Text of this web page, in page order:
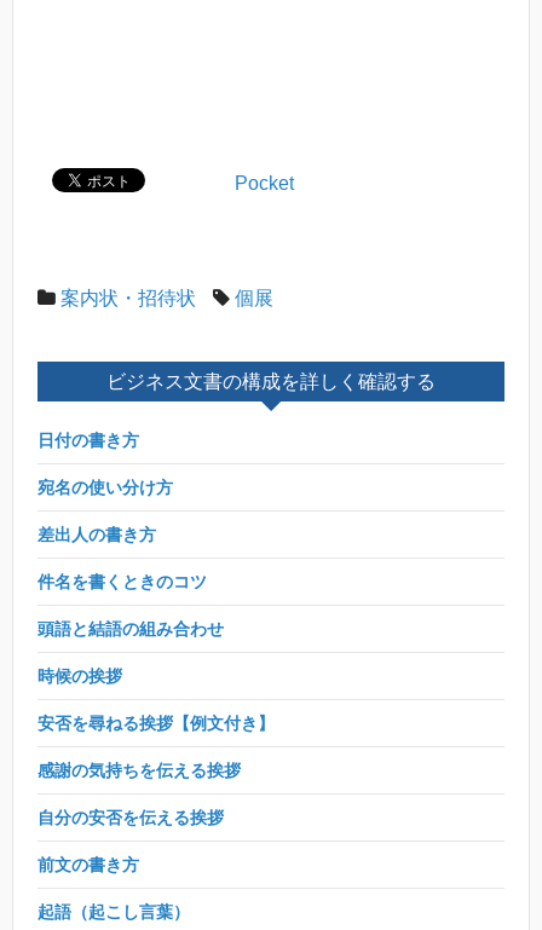
Pocket
案内状・招待状 個展
ビジネス文書の構成を詳しく確認する
日付の書き方
宛名の使い分け方
差出人の書き方
件名を書くときのコツ
頭語と結語の組み合わせ
時候の挨拶
安否を尋ねる挨拶【例文付き】
感謝の気持ちを伝える挨拶
自分の安否を伝える挨拶
前文の書き方
起語（起こし言葉）